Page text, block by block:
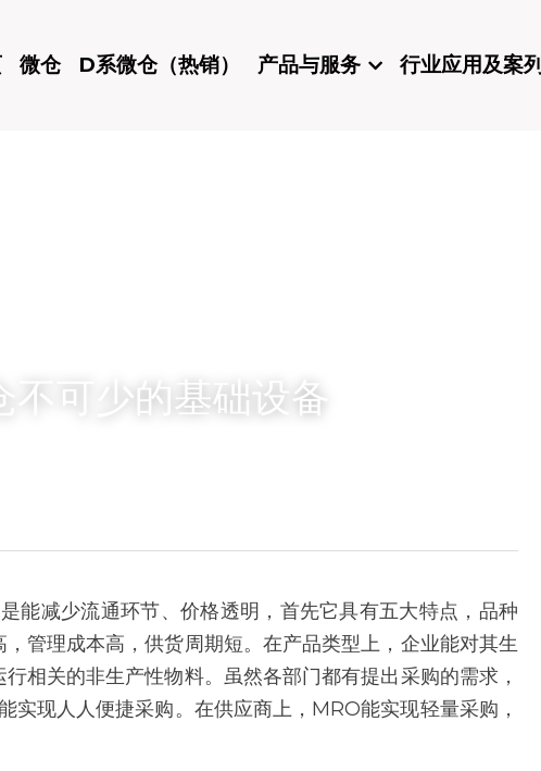
微仓 D系微仓（热销） 产品与服务 行业应用及案列
可少的基础设备
能减少流通环节、价格透明，首先它具有五大特点，品种
管理成本高，供货周期短。在产品类型上，企业能对其生
相关的非生产性物料。虽然各部门都有提出采购的需求，
实现人人便捷采购。在供应商上，MRO能实现轻量采购，